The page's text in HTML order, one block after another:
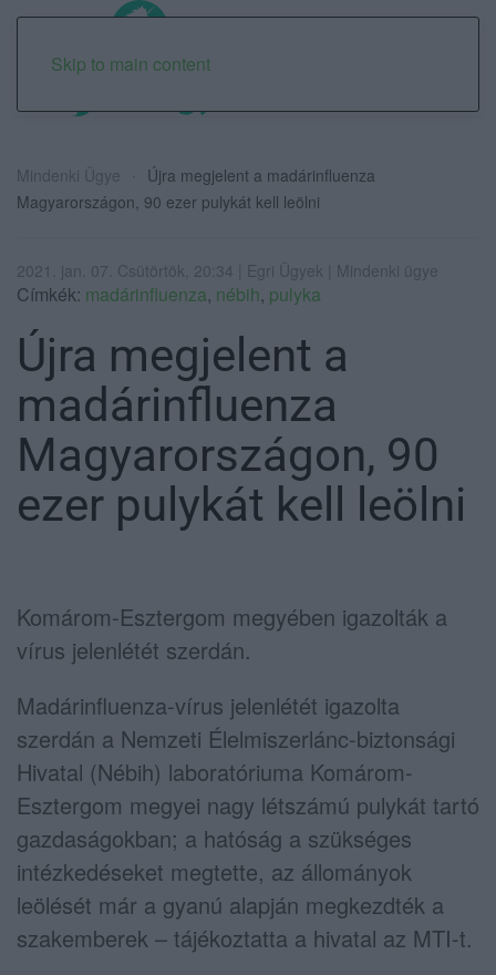
Skip to main content
Mindenki Ügye
Újra megjelent a madárinfluenza
Magyarországon, 90 ezer pulykát kell leölni
2021. jan. 07. Csütörtök, 20:34 | Egri Ügyek | Mindenki ügye
Címkék: madárinfluenza, nébih, pulyka
Újra megjelent a
madárinfluenza
Magyarországon, 90
ezer pulykát kell leölni
Komárom-Esztergom megyében igazolták a
vírus jelenlétét szerdán.
Madárinfluenza-vírus jelenlétét igazolta
szerdán a Nemzeti Élelmiszerlánc-biztonsági
Hivatal (Nébih) laboratóriuma Komárom-
Esztergom megyei nagy létszámú pulykát tartó
gazdaságokban; a hatóság a szükséges
intézkedéseket megtette, az állományok
leölését már a gyanú alapján megkezdték a
szakemberek – tájékoztatta a hivatal az MTI-t.